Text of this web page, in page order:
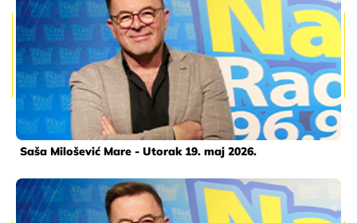
Saša Milošević Mare - Utorak 19. maj 2026.